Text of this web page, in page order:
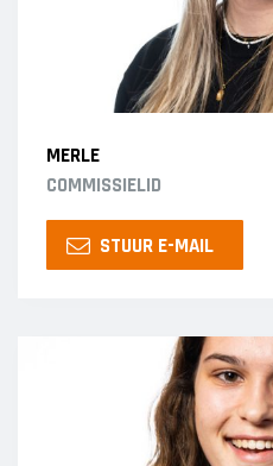
MERLE
COMMISSIELID
STUUR E-MAIL